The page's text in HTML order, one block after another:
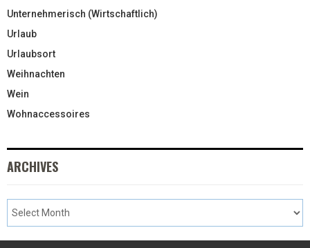
Unternehmerisch (Wirtschaftlich)
Urlaub
Urlaubsort
Weihnachten
Wein
Wohnaccessoires
ARCHIVES